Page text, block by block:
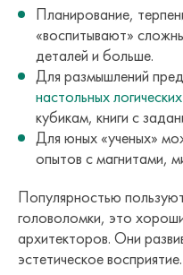
Планирование,
«воспитывают»
деталей и больше.
Для размышлений
настольных
кубикам, книги с
Для юных «ученых»
опытов с магнитами,
Популярностью
головоломки, это
архитекторов. Они
эстетическое восприятие.